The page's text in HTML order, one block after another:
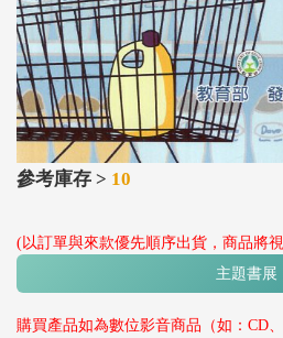
參考庫存 > 10
(以訂單與來款優先順序出貨，商品將
主題書展
購買產品如為數位影音商品（如：CD